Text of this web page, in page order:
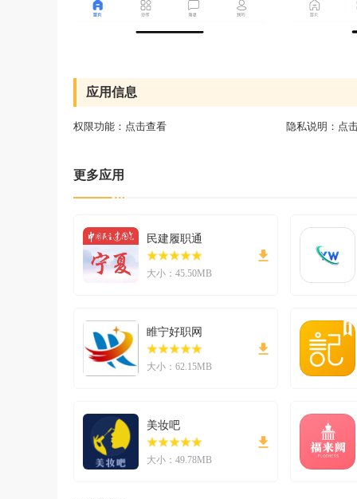
应用信息
权限功能： 点击查看 隐私说明： 点
更多应用
民建履职通
大小：45.50MB
睢宁好职网
大小：62.15MB
美妆吧
大小：49.78MB